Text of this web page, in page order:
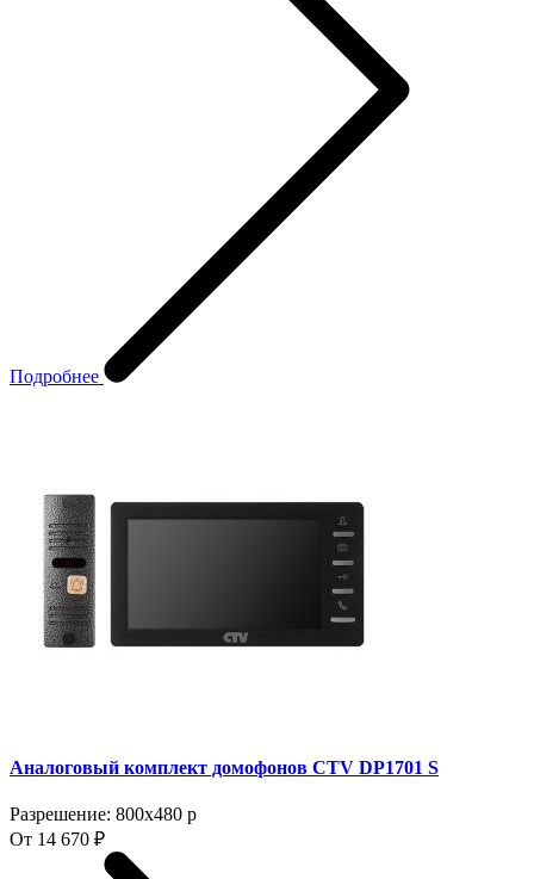
Подробнее
Аналоговый комплект домофонов CTV DP1701 S
Разрешение: 800x480 p
От 14 670 ₽